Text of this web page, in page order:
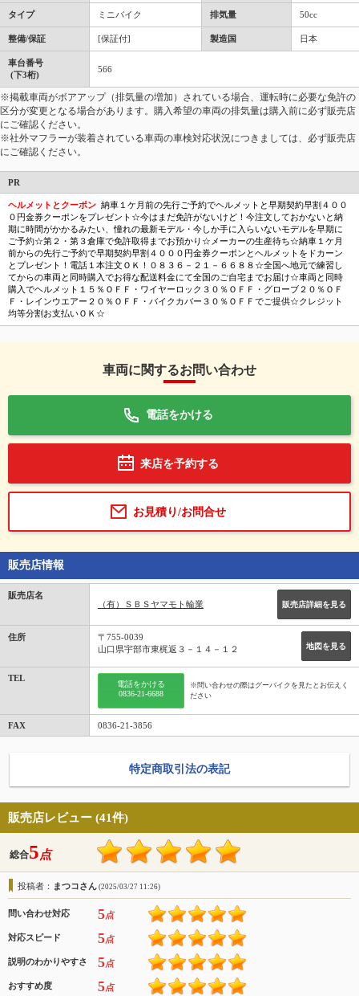
タイプ ミニバイク 排気量 50cc
整備/保証 [保証付] 製造国 日本
車台番号
(下3桁)
566
※掲載車両がボアアップ（排気量の増加）されている場合、運転時に必要な免許の
区分が変更となる場合があります。購入希望の車両の排気量は購入前に必ず販売店
にご確認ください。
※社外マフラーが装着されている車両の車検対応状況につきましては、必ず販売店
にご確認ください。
PR
ヘルメットとクーポン 納車１ケ月前の先行ご予約でヘルメットと早期契約早割４００
０円金券クーポンをプレゼント☆今はまだ免許がないけど！今注文しておかないと納
期に時間がかかるみたい、憧れの最新モデル・今しか手に入らいないモデルを早期に
ご予約☆第２・第３倉庫で免許取得までお預かり☆メーカーの生産待ち☆納車１ケ月
前からの先行ご予約で早期契約早割４０００円金券クーポンとヘルメットをドカーン
とプレゼント！電話１本注文ＯＫ！０８３６－２１－６６８８☆全国へ地元で練習し
てからの車両と同時購入でお得な配送料金にて全国のご自宅までお届け☆車両と同時
購入でヘルメット１５％ＯＦＦ・ワイヤーロック３０％ＯＦＦ・グローブ２０％ＯＦ
Ｆ・レインウエアー２０％ＯＦＦ・バイクカバー３０％ＯＦＦでご提供☆クレジット
均等分割お支払いＯＫ☆
車両に関するお問い合わせ
電話をかける
来店を予約する
お見積り/お問合せ
販売店情報
販売店名
（有）ＳＢＳヤマモト輪業
販売店詳細を見る
住所
地図を見る
〒755-0039
山口県宇部市東梶返３－１４－１２
TEL
電話をかける
0836-21-6688
※問い合わせの際はグーバイクを見たとお伝えく
ださい
FAX 0836-21-3856
特定商取引法の表記
販売店レビュー (41件)
総合5点
投稿者： まつコさん (2025/03/27 11:26)
問い合わせ対応 5点
対応スピード 5点
説明のわかりやすさ 5点
おすすめ度 5点